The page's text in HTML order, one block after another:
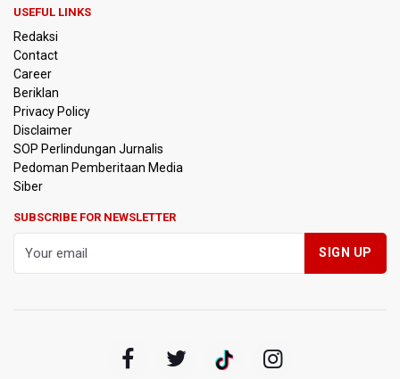
Sebesar 145,3 Miliar Dolar AS
Penjelasan Kemenkes: Pasien BPJS Kesehatan Viral
Terkait Temuan 995 Pucuk Senjata, Yayasan Sekolah: Tak
Ada Ekskul Menembak
KPK Terima Permintaan Kejaksaan Agung Periksa Febrie
Adriansyah
BRIN Pastikan Keamanan Data Proyek Satelit Lampung-1
USEFUL LINKS
Redaksi
Contact
Career
Beriklan
Privacy Policy
Disclaimer
SOP Perlindungan Jurnalis
Pedoman Pemberitaan Media
Siber
SUBSCRIBE FOR NEWSLETTER